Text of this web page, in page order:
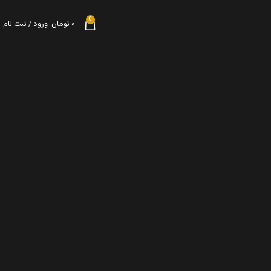
0 ۰ تومان ورود / ثبت نام